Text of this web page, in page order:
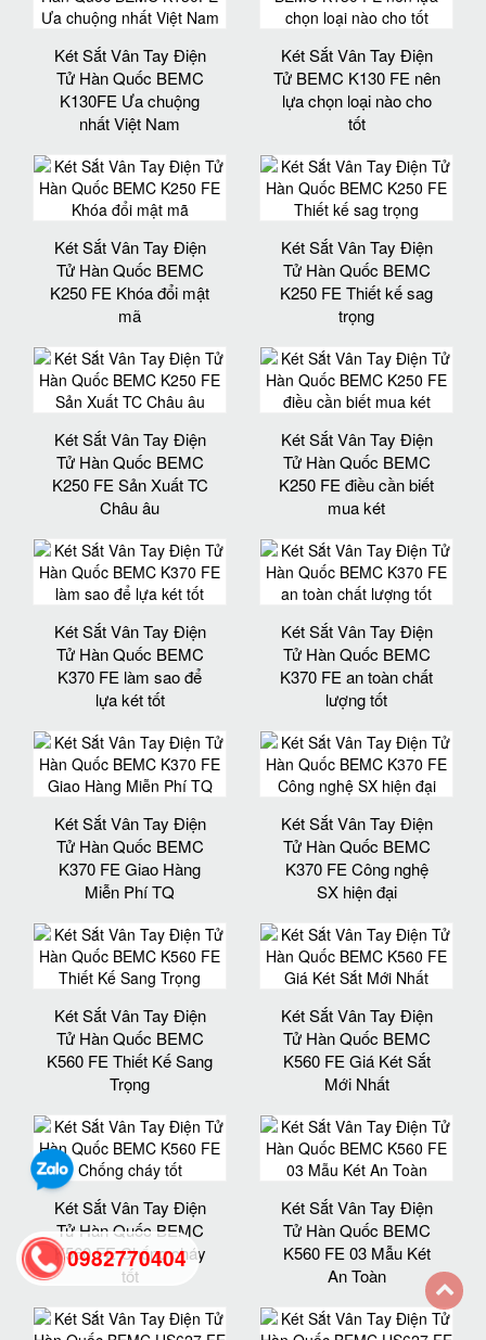
Két Sắt Vân Tay Điện
Tử Hàn Quốc BEMC
K130FE Ưa chuộng
nhất Việt Nam
Két Sắt Vân Tay Điện
Tử BEMC K130 FE nên
lựa chọn loại nào cho
tốt
Két Sắt Vân Tay Điện
Tử Hàn Quốc BEMC
K250 FE Khóa đổi mật
mã
Két Sắt Vân Tay Điện
Tử Hàn Quốc BEMC
K250 FE Thiết kế sag
trọng
Két Sắt Vân Tay Điện
Tử Hàn Quốc BEMC
K250 FE Sản Xuất TC
Châu âu
Két Sắt Vân Tay Điện
Tử Hàn Quốc BEMC
K250 FE điều cần biết
mua két
Két Sắt Vân Tay Điện
Tử Hàn Quốc BEMC
K370 FE làm sao để
lựa két tốt
Két Sắt Vân Tay Điện
Tử Hàn Quốc BEMC
K370 FE an toàn chất
lượng tốt
Két Sắt Vân Tay Điện
Tử Hàn Quốc BEMC
K370 FE Giao Hàng
Miễn Phí TQ
Két Sắt Vân Tay Điện
Tử Hàn Quốc BEMC
K370 FE Công nghệ
SX hiện đại
Két Sắt Vân Tay Điện
Tử Hàn Quốc BEMC
K560 FE Thiết Kế Sang
Trọng
Két Sắt Vân Tay Điện
Tử Hàn Quốc BEMC
K560 FE Giá Két Sắt
Mới Nhất
Két Sắt Vân Tay Điện
Tử Hàn Quốc BEMC
K560 FE Chống cháy
tốt
Két Sắt Vân Tay Điện
Tử Hàn Quốc BEMC
K560 FE 03 Mẫu Két
An Toàn
0982770404
back